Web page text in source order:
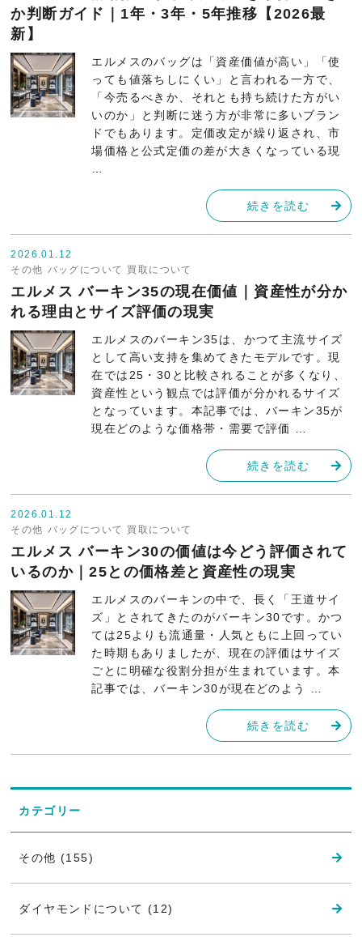
か判断ガイド｜1年・3年・5年推移【2026最
新】
エルメスのバッグは「資産価値が高い」「使
っても値落ちしにくい」と言われる一方で、
「今売るべきか、それとも持ち続けた方がい
いのか」と判断に迷う方が非常に多いブラン
ドでもあります。定価改定が繰り返され、市
場価格と公式定価の差が大きくなっている現
続きを読む
2026.01.12
その他 バッグについて 買取について
エルメス バーキン35の現在価値｜資産性が分か
れる理由とサイズ評価の現実
エルメスのバーキン35は、かつて主流サイズ
として高い支持を集めてきたモデルです。現
在では25・30と比較されることが多くなり、
資産性という観点では評価が分かれるサイズ
となっています。本記事では、バーキン35が
現在どのような価格帯・需要で評価 …
続きを読む
2026.01.12
その他 バッグについて 買取について
エルメス バーキン30の価値は今どう評価されて
いるのか｜25との価格差と資産性の現実
エルメスのバーキンの中で、長く「王道サイ
ズ」とされてきたのがバーキン30です。かつ
ては25よりも流通量・人気ともに上回ってい
た時期もありましたが、現在の評価はサイズ
ごとに明確な役割分担が生まれています。本
記事では、バーキン30が現在どのよう …
続きを読む
カテゴリー
その他 (155)
ダイヤモンドについて (12)